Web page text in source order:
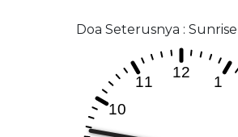
Doa Seterusnya :